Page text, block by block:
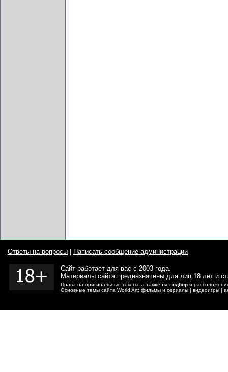
Ответы на вопросы Написать сообщение администрации
Сайт работает для вас с 2003 года.
Материалы сайта предназначены для лиц 18 лет и
Права на оригинальные тексты, а также на подбор и
Основные темы сайта World Art: фильмы и сериалы | видеоигры |